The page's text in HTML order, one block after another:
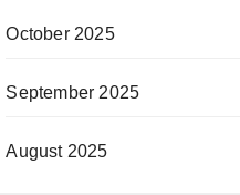
October 2025
September 2025
August 2025